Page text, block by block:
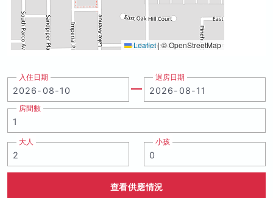
Leaflet |© OpenStreetMap
入住日期 退房日期
房間數
大人 小孩
查看供應情況